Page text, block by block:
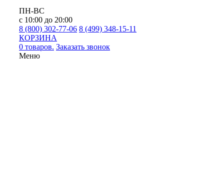
ПН-ВС
с 10:00 до 20:00
8 (800) 302-77-06 8 (499) 348-15-11
КОРЗИНА
0 товаров. Заказать звонок
Меню